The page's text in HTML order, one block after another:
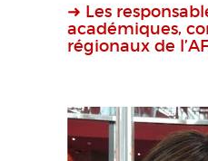
➜ Les
académiques,
régionaux de